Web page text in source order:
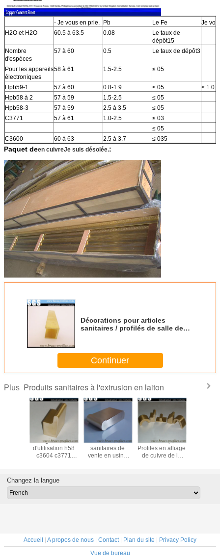
- Je vous en prie. Pb Le Fe
Je
H2O et H2O
60.5 à 63.5 0.08
Le taux de
dépôt15
Nombre
d'espèces
57 à 60 0.5 Le taux de dépôt3
Pour les appareils
électroniques
58 à 61 1.5-2.5 ≤ 05
Hpb59-1 57 à 60 0.8-1.9 ≤ 05
< 1.0
Hpb58 à 2
57 à 59 1.5-2.5
≤ 05
Hpb58-3
57 à 59 2.5 à 3.5
≤ 05
C3771
57 à 61 1.0-2.5
≤ 03
≤ 05
C3600
60 à 63 2.5 à 3.7 ≤ 035
Paquet deen cuivreJe suis désolée.:
Décorations pour articles
sanitaires / profilés de salle de
Continuer
Plus Produits sanitaires à l'extrusion en laiton
Longue durée
d'utilisation h58
c3604 c3771
en laiton
Profiles en laiton
sanitaires de
vente en usine
Meilleur prix
Profiles en alliage
de cuivre de la
Changez la langue
Accueil A propos de nous Contact| Plan du site
Privacy Policy
Vue de bureau